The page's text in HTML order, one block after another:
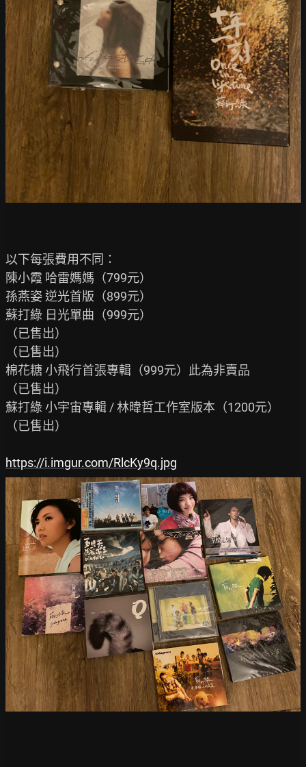
以下每張費用不同：
陳小霞 哈雷媽媽（799元）
孫燕姿 逆光首版（899元）
蘇打綠 日光單曲（999元）
（已售出）
（已售出）
棉花糖 小飛行首張專輯（999元）此為非賣品
（已售出）
蘇打綠 小宇宙專輯 / 林暐哲工作室版本（1200元）
（已售出）
https://i.imgur.com/RlcKy9q.jpg